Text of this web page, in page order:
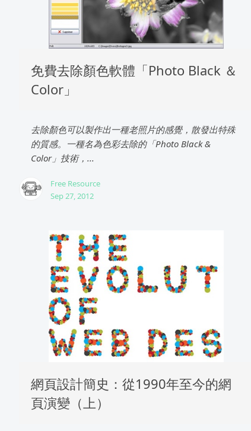
免費去除顏色軟體「Photo Black ＆
Color」
去除顏色可以製作出一種老照片的感覺，散發出特殊
的質感。一種名為色彩去除的「Photo Black &
Color」技術，...
Free Resource
Sep 27, 2012
網頁設計簡史：從1990年至今的網
頁演變（上）